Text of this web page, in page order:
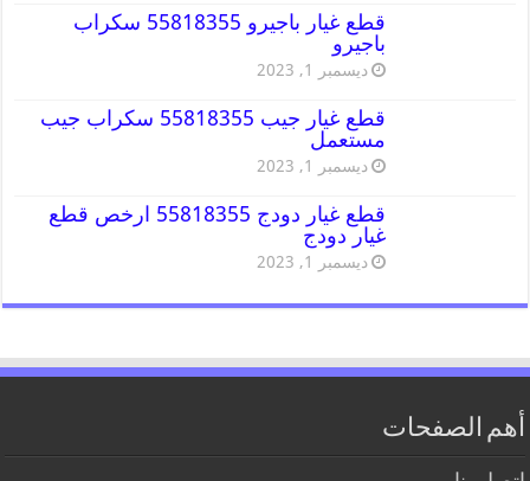
قطع غيار باجيرو 55818355 سكراب
باجيرو
ديسمبر 1, 2023
قطع غيار جيب 55818355 سكراب جيب
مستعمل
ديسمبر 1, 2023
قطع غيار دودج 55818355 ارخص قطع
غيار دودج
ديسمبر 1, 2023
أهم الصفحات